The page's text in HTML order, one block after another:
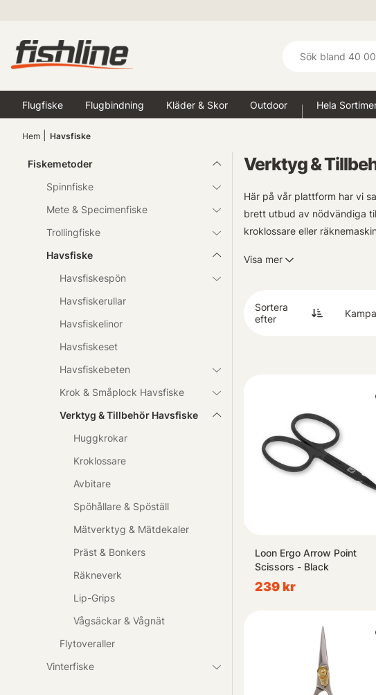
Flugfiske Flugbindning Kläder & Skor Outdoor Hela
Hem Havsfiske
Fiskemetoder
Spinnfiske
Mete & Specimenfiske
Trollingfiske
Havsfiske
Havsfiskespön
Havsfiskerullar
Havsfiskelinor
Havsfiskeset
Havsfiskebeten
Krok & Småplock Havsfiske
Verktyg & Tillbehör Havsfiske
Huggkrokar
Kroklossare
Avbitare
Spöhållare & Spöställ
Mätverktyg & Mätdekaler
Präst & Bonkers
Räkneverk
Lip-Grips
Vågsäckar & Vågnät
Flytoveraller
Vinterfiske
Verktyg &
Här på vår plattform har vi
brett utbud av nödvändiga
kroklossare eller
Vi vet hur viktigt det är med
Visa mer
Sortera
efter
Loon Ergo Arrow Point
Scissors - Black
239 kr